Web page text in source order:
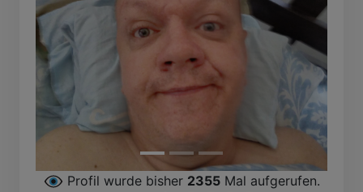
Profil wurde bisher 2355Mal aufgerufen.